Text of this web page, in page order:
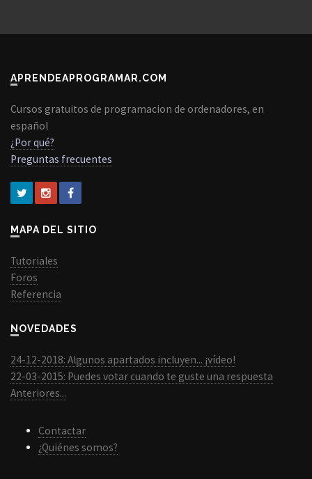
APRENDEAPROGRAMAR.COM
Cursos gratuitos de programacion de ordenadores, en
español
¿Por qué?
Preguntas frecuentes
MAPA DEL SITIO
Tutoriales
Foros
Referencia
NOVEDADES
24-12-2018: Algunos apartados incluyen... ¡vídeo!
22-03-2015: Puedes votar cuando te guste una respuesta
Anteriores...
Contactar
¿Quiénes somos?